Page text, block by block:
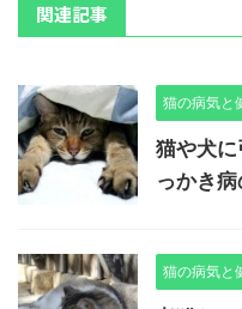
関連記事
猫の病気と
猫や犬
っかき
猫の病気と